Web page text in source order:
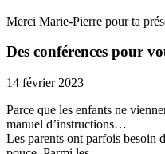
Merci Marie-Pierre pour ta
Des conférences pour
14 février 2023
Parce que les enfants ne
manuel d’instructions…
Les parents ont parfois besoin